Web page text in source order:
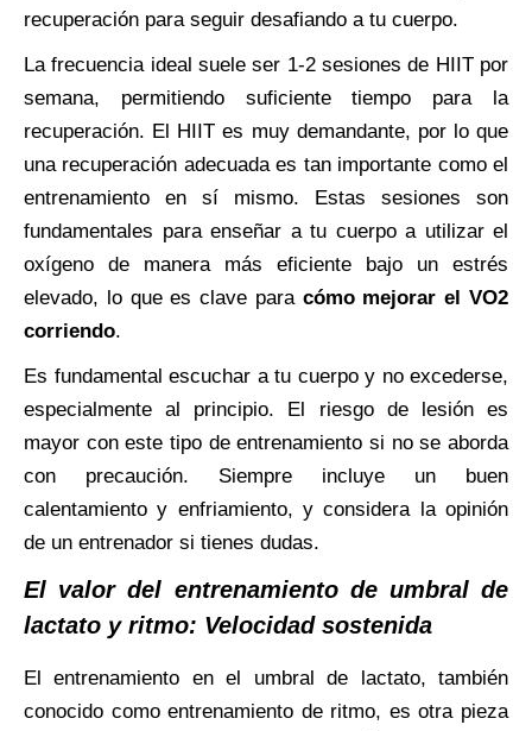
recuperación para seguir desafiando a tu cuerpo.
La frecuencia ideal suele ser 1-2 sesiones de HIIT por
semana, permitiendo suficiente tiempo para la
recuperación. El HIIT es muy demandante, por lo que
una recuperación adecuada es tan importante como el
entrenamiento en sí mismo. Estas sesiones son
fundamentales para enseñar a tu cuerpo a utilizar el
oxígeno de manera más eficiente bajo un estrés
elevado, lo que es clave para cómo mejorar el VO2
corriendo.
Es fundamental escuchar a tu cuerpo y no excederse,
especialmente al principio. El riesgo de lesión es
mayor con este tipo de entrenamiento si no se aborda
con precaución. Siempre incluye un buen
calentamiento y enfriamiento, y considera la opinión
de un entrenador si tienes dudas.
El valor del entrenamiento de umbral de
lactato y ritmo: Velocidad sostenida
El entrenamiento en el umbral de lactato, también
conocido como entrenamiento de ritmo, es otra pieza